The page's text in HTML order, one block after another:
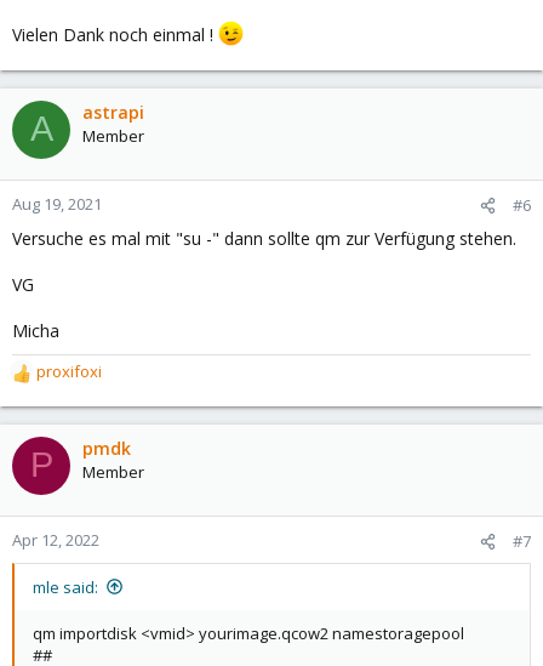
Vielen Dank noch einmal !
A astrapi
Member
Aug 19, 2021 #6
Versuche es mal mit "su -" dann sollte qm zur Verfügung stehen.
VG
Micha
R
e
a
c
t
o
n
proxifoxi
P pmdk
Member
Apr 12, 2022 #7
mle said:
qm importdisk <vmid> yourimage.qcow2 namestoragepool
##